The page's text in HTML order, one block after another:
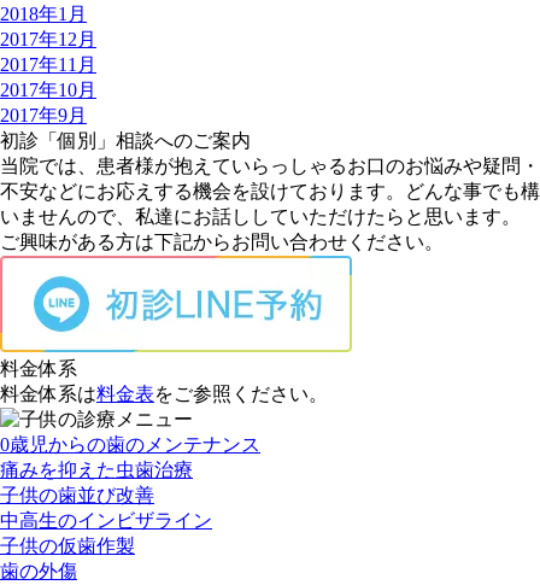
2018年1月
2017年12月
2017年11月
2017年10月
2017年9月
初診「個別」相談へのご案内
当院では、患者様が抱えていらっしゃるお口のお悩みや疑問・
不安などにお応えする機会を設けております。どんな事でも構
いませんので、私達にお話ししていただけたらと思います。
ご興味がある方は下記からお問い合わせください。
料金体系
料金体系は料金表をご参照ください。
0歳児からの歯のメンテナンス
痛みを抑えた虫歯治療
子供の歯並び改善
中高生のインビザライン
子供の仮歯作製
歯の外傷